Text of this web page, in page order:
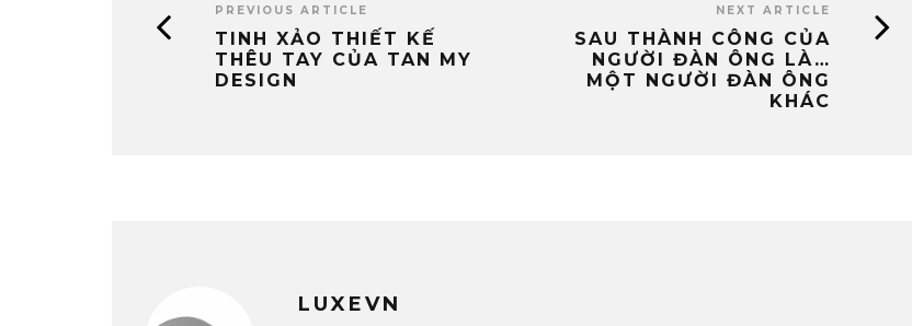
PREVIOUS ARTICLE
TINH XẢO THIẾT KẾ
THÊU TAY CỦA TAN MY
DESIGN
NEXT ARTICLE
SAU THÀNH CÔNG CỦA
NGƯỜI ĐÀN ÔNG LÀ…
MỘT NGƯỜI ĐÀN ÔNG
KHÁC
LUXEVN